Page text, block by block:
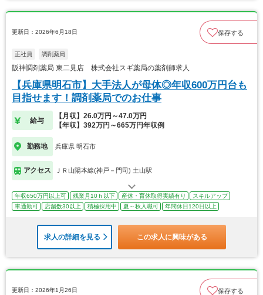
更新日：2026年6月18日 保存する
正社員 調剤薬局
阪神調剤薬局 東二見店 株式会社スギ薬局の薬剤師求人
【兵庫県明石市】大手法人が母体◎年収600万円台も
目指せます！調剤薬局でのお仕事
給与
【月収】26.0万円～47.0万円
【年収】392万円～665万円年収例
勤務地 兵庫県 明石市
アクセス ＪＲ山陽本線(神戸－門司) 土山駅
年収650万円以上可 残業月10ｈ以下 産休・育休取得実績有り
スキルアップ
車通勤可
店舗数30以上 積極採用中 夏～秋入職可 年間休日120日以上
求人の詳細を見る この求人に興味がある
更新日：2026年1月26日 保存する